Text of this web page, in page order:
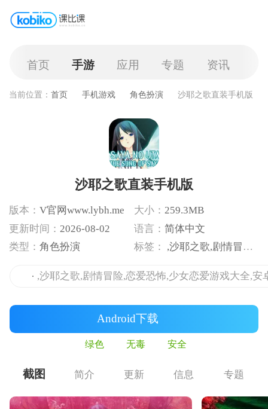
首页 手游 应用 专题 资讯
当前位置： 首页 手机游戏 角色扮演 沙耶之歌直装手机版
沙耶之歌直装手机版
版本： V官网www.lybh.me 大小： 259.3MB
更新时间： 2026-08-02 语言： 简体中文
类型： 角色扮演 标签： ,沙耶之歌,剧情冒险,恋爱恐怖,少女恋爱游戏大全,安卓直装汉化游戏合集,剧情游戏合集,
,沙耶之歌,剧情冒险,恋爱恐怖,少女恋爱游戏大全,
Android下载
绿色 无毒 安全
截图 简介 更新 信息 专题